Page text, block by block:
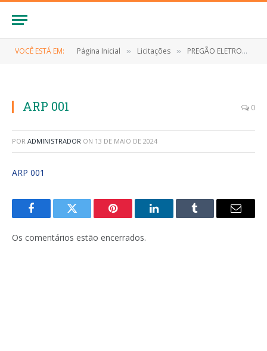
VOCÊ ESTÁ EM: Página Inicial » Licitações » PREGÃO ELETRONICO Nº 025/2023/SRP (Contratação de empresa especializada para fornecimento de materiais de consumo (expediente))
ARP 001 0
POR ADMINISTRADOR ON 13 DE MAIO DE 2024
ARP 001
FacebookTwitter Pinterest LinkedInTumblr
E-
Os comentários estão encerrados.